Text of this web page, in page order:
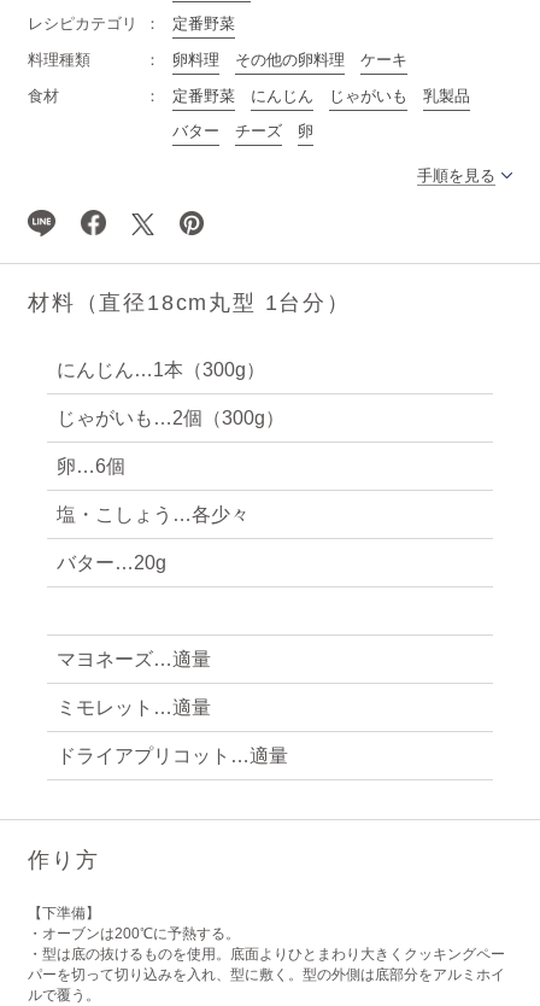
レシピカテゴリ
定番野菜
料理種類
卵料理 その他の卵料理
ケーキ
食材
定番野菜 にんじん じゃがいも
乳製品
バター
チーズ 卵
手順を見る
材料（直径18cm丸型 1台分）
にんじん…1本（300g）
じゃがいも…2個（300g）
卵…6個
塩・こしょう…各少々
バター…20g
マヨネーズ…適量
ミモレット…適量
ドライアプリコット…適量
作り方
【下準備】
・オーブンは200℃に予熱する。
・型は底の抜けるものを使用。底面よりひとまわり大きくクッキングペー
パーを切って切り込みを入れ、型に敷く。型の外側は底部分をアルミホイ
ルで覆う。